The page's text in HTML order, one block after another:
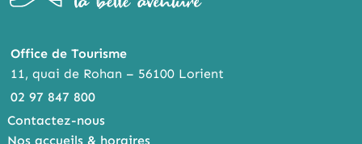
Office de Tourisme
11, quai de Rohan – 56100 Lorient
02 97 847 800
Contactez-nous
Nos accueils & horaires